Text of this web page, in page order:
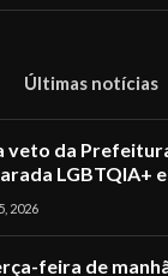
Últimas notícias
veto da
LGBTQIA+
2026
feira de